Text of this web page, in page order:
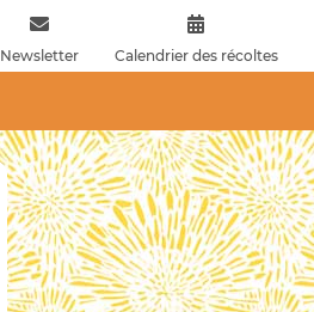
Newsletter Calendrier des récoltes